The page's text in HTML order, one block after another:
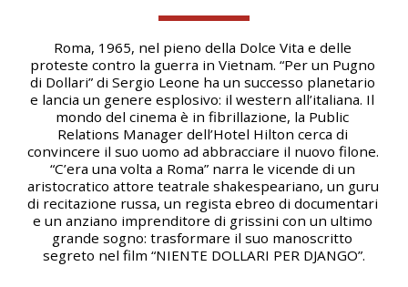
Roma, 1965, nel pieno della Dolce Vita e delle
proteste contro la guerra in Vietnam. “Per un Pugno
di Dollari” di Sergio Leone ha un successo planetario
e lancia un genere esplosivo: il western all’italiana. Il
mondo del cinema è in fibrillazione, la Public
Relations Manager dell’Hotel Hilton cerca di
convincere il suo uomo ad abbracciare il nuovo filone.
“C’era una volta a Roma” narra le vicende di un
aristocratico attore teatrale shakespeariano, un guru
di recitazione russa, un regista ebreo di documentari
e un anziano imprenditore di grissini con un ultimo
grande sogno: trasformare il suo manoscritto
segreto nel film “NIENTE DOLLARI PER DJANGO”.